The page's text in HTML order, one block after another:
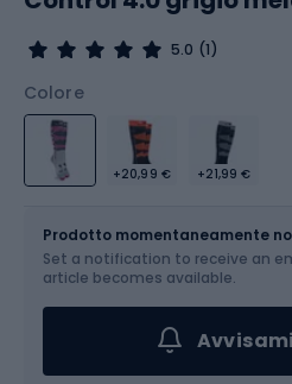
5.0 (1)
Colore
+20,99 € +21,99 €
Scegli un'opzione...
Prodotto momentaneamente
Set a notification to receive an
article becomes available.
Avvisami